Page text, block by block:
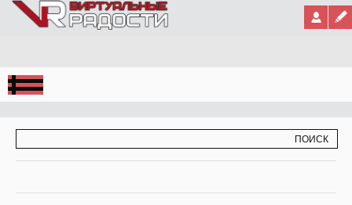
Jump to Navigation